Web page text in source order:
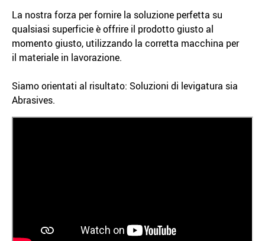
La nostra forza per fornire la soluzione perfetta su
qualsiasi superficie è offrire il prodotto giusto al
momento giusto, utilizzando la corretta macchina per
il materiale in lavorazione.
Siamo orientati al risultato: Soluzioni di levigatura sia
Abrasives.